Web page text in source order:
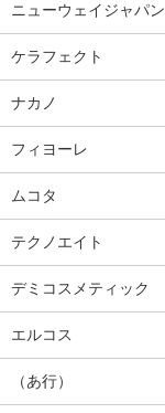
ニューウェイジャパン
ケラフェクト
ナカノ
フィヨーレ
ムコタ
テクノエイト
デミコスメティック
エルコス
（あ行）